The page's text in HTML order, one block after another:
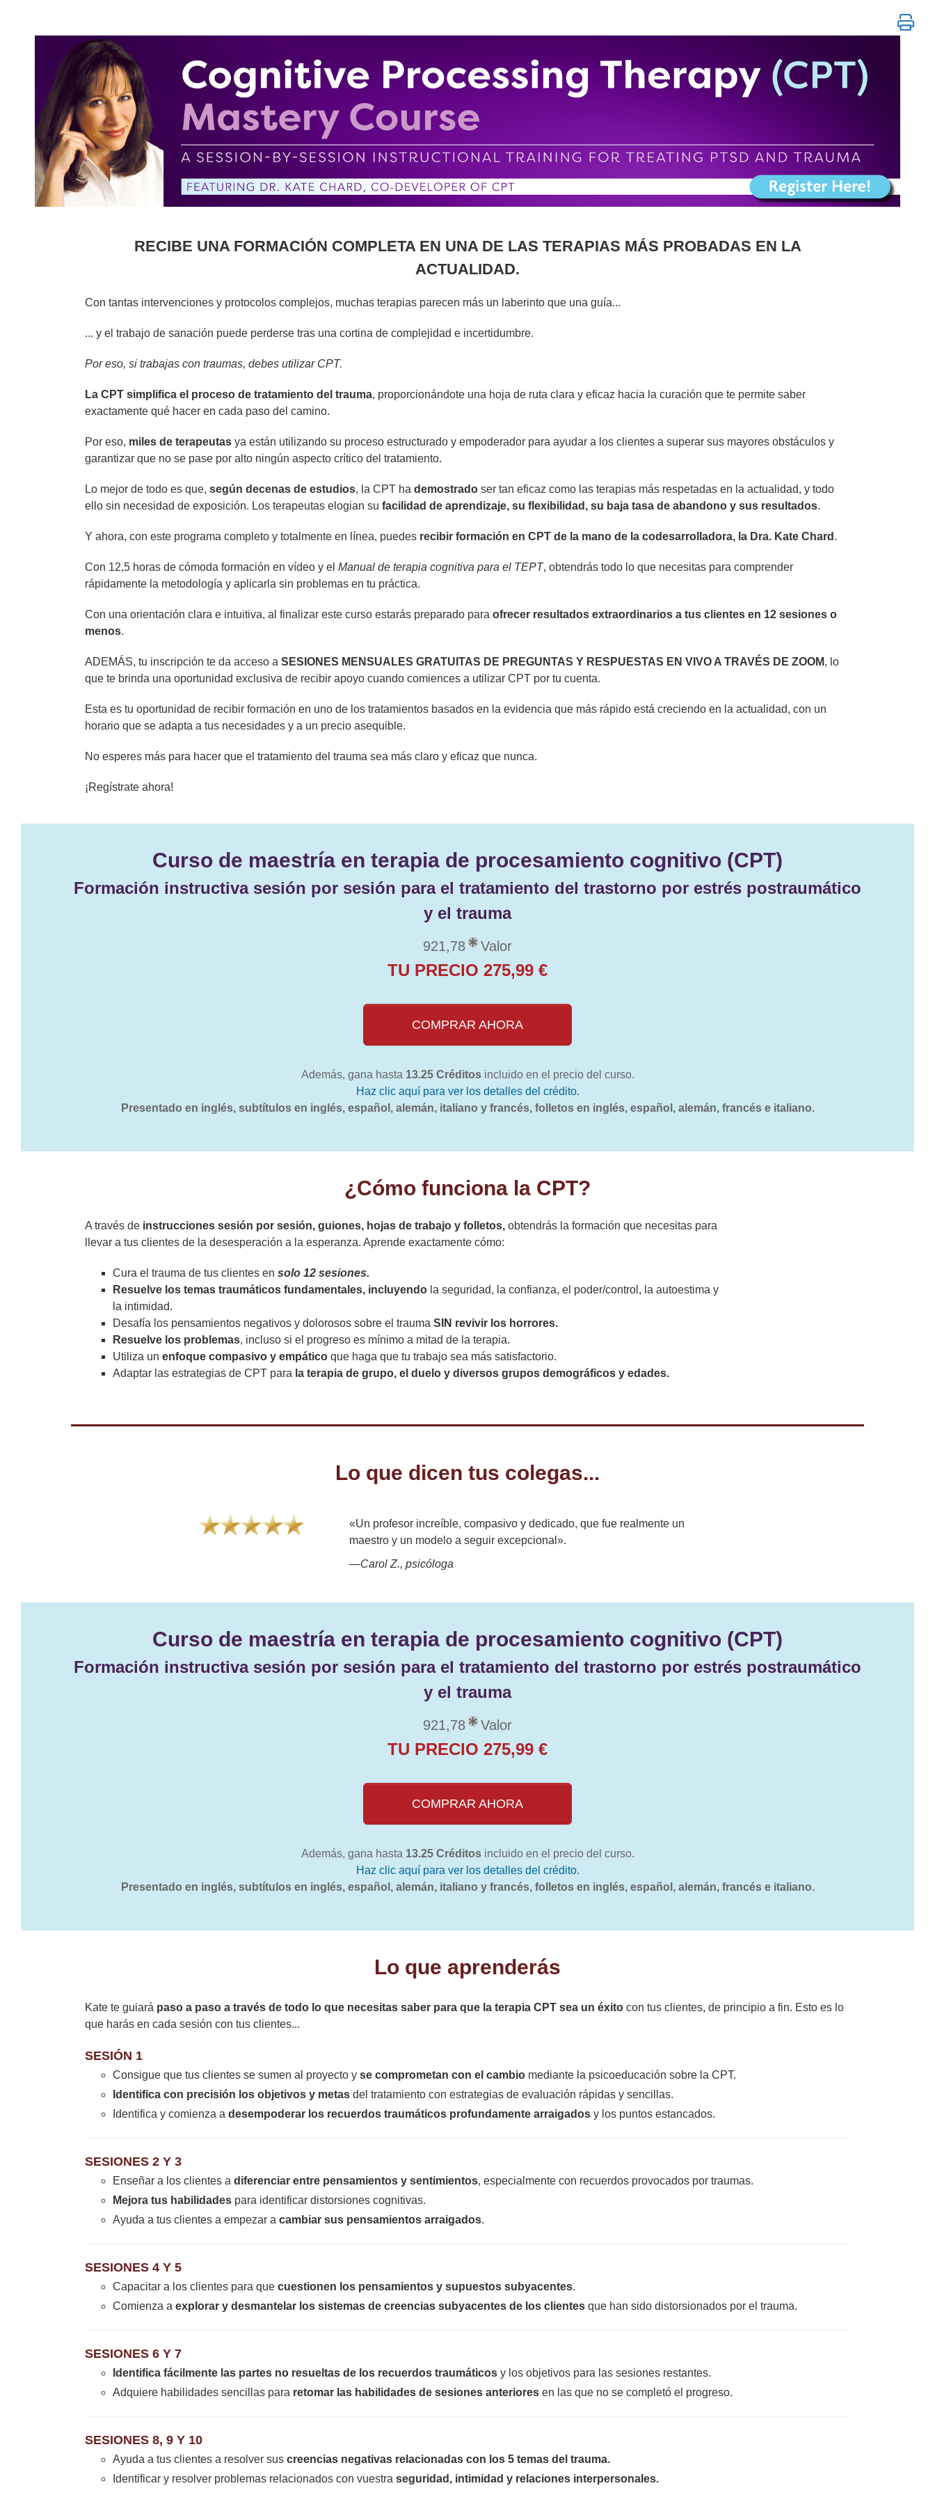
Curso de maestría en terapia de procesamiento cognitivo (CPT): formación instructiva sesión por sesión para el
RECIBE UNA FORMACIÓN COMPLETA EN UNA DE LAS TERAPIAS MÁS PROBADAS EN LA
ACTUALIDAD.
Con tantas intervenciones y protocolos complejos, muchas terapias parecen más un laberinto que una guía...
... y el trabajo de sanación puede perderse tras una cortina de complejidad e incertidumbre.
Por eso, si trabajas con traumas, debes utilizar CPT.
La CPT simplifica el proceso de tratamiento del trauma, proporcionándote una hoja de ruta clara y eficaz hacia la curación que te permite saber
exactamente qué hacer en cada paso del camino.
Por eso, miles de terapeutas ya están utilizando su proceso estructurado y empoderador para ayudar a los clientes a superar sus mayores obstáculos y
garantizar que no se pase por alto ningún aspecto crítico del tratamiento.
Lo mejor de todo es que, según decenas de estudios, la CPT ha demostrado ser tan eficaz como las terapias más respetadas en la actualidad, y todo
ello sin necesidad de exposición. Los terapeutas elogian su facilidad de aprendizaje, su flexibilidad, su baja tasa de abandono y sus resultados.
Y ahora, con este programa completo y totalmente en línea, puedes recibir formación en CPT de la mano de la codesarrolladora, la Dra. Kate Chard .
Con 12,5 horas de cómoda formación en vídeo y el Manual de terapia cognitiva para el TEPT, obtendrás todo lo que necesitas para comprender
rápidamente la metodología y aplicarla sin problemas en tu práctica.
Con una orientación clara e intuitiva, al finalizar este curso estarás preparado para ofrecer resultados extraordinarios a tus clientes en 12 sesiones o
menos.
ADEMÁS, tu inscripción te da acceso a SESIONES MENSUALES GRATUITAS DE PREGUNTAS Y RESPUESTAS EN VIVO A TRAVÉS DE ZOOM, lo
que te brinda una oportunidad exclusiva de recibir apoyo cuando comiences a utilizar CPT por tu cuenta.
Esta es tu oportunidad de recibir formación en uno de los tratamientos basados en la evidencia que más rápido está creciendo en la actualidad, con un
horario que se adapta a tus necesidades y a un precio asequible.
No esperes más para hacer que el tratamiento del trauma sea más claro y eficaz que nunca.
¡Regístrate ahora!
Curso de maestría en terapia de procesamiento cognitivo (CPT)
Formación instructiva sesión por sesión para el tratamiento del trastorno por estrés postraumático
y el trauma
921,78 Valor
TU PRECIO 275,99 €
COMPRAR AHORA
Además, gana hasta 13.25 Créditosincluido en el precio del curso.
Haz clic aquí para ver los detalles del crédito.
Presentado en inglés, subtítulos en inglés, español, alemán, italiano y francés, folletos en inglés, español, alemán, francés e italiano.
¿Cómo funciona la CPT?
A través de instrucciones sesión por sesión, guiones, hojas de trabajo y folletos, obtendrás la formación que necesitas para
llevar a tus clientes de la desesperación a la esperanza. Aprende exactamente cómo:
Cura el trauma de tus clientes en solo 12 sesiones.
Resuelve los temas traumáticos fundamentales, incluyendo la seguridad, la confianza, el poder/control, la autoestima y
la intimidad.
Desafía los pensamientos negativos y dolorosos sobre el trauma SIN revivir los horrores.
Resuelve los problemas, incluso si el progreso es mínimo a mitad de la terapia.
Utiliza un enfoque compasivo y empático que haga que tu trabajo sea más satisfactorio.
Adaptar las estrategias de CPT para la terapia de grupo, el duelo y diversos grupos demográficos y edades.
Lo que dicen tus colegas...
«Un profesor increíble, compasivo y dedicado, que fue realmente un
maestro y un modelo a seguir excepcional».
—Carol Z., psicóloga
Curso de maestría en terapia de procesamiento cognitivo (CPT)
Formación instructiva sesión por sesión para el tratamiento del trastorno por estrés postraumático
y el trauma
921,78 Valor
TU PRECIO 275,99 €
COMPRAR AHORA
Además, gana hasta 13.25 Créditosincluido en el precio del curso.
Haz clic aquí para ver los detalles del crédito.
Presentado en inglés, subtítulos en inglés, español, alemán, italiano y francés, folletos en inglés, español, alemán, francés e italiano.
Lo que aprenderás
Kate te guiará paso a paso a través de todo lo que necesitas saber para que la terapia CPT sea un éxito con tus clientes, de principio a fin. Esto es lo
que harás en cada sesión con tus clientes...
SESIÓN 1
Consigue que tus clientes se sumen al proyecto y se comprometan con el cambio mediante la psicoeducación sobre la CPT.
Identifica con precisión los objetivos y metas del tratamiento con estrategias de evaluación rápidas y sencillas.
Identifica y comienza a desempoderar los recuerdos traumáticos profundamente arraigados y los puntos estancados.
SESIONES 2 Y 3
Enseñar a los clientes a diferenciar entre pensamientos y sentimientos, especialmente con recuerdos provocados por traumas.
Mejora tus habilidades para identificar distorsiones cognitivas.
Ayuda a tus clientes a empezar a cambiar sus pensamientos arraigados.
SESIONES 4 Y 5
Capacitar a los clientes para que cuestionen los pensamientos y supuestos subyacentes.
Comienza a explorar y desmantelar los sistemas de creencias subyacentes de los clientes que han sido distorsionados por el trauma.
SESIONES 6 Y 7
Identifica fácilmente las partes no resueltas de los recuerdos traumáticos y los objetivos para las sesiones restantes.
Adquiere habilidades sencillas para retomar las habilidades de sesiones anteriores en las que no se completó el progreso.
SESIONES 8, 9 Y 10
Ayuda a tus clientes a resolver sus creencias negativas relacionadas con los 5 temas del trauma.
Identificar y resolver problemas relacionados con vuestra seguridad, intimidad y relaciones interpersonales.